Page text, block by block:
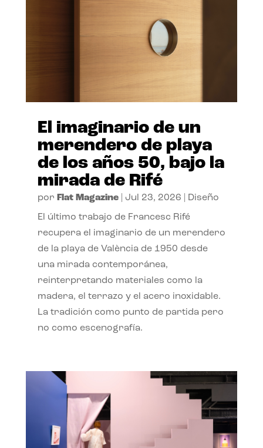
El imaginario de un
merendero de playa
de los años 50, bajo la
mirada de Rifé
por Flat Magazine| Jul 23, 2026 Diseño
El último trabajo de Francesc Rifé
recupera el imaginario de un merendero
de la playa de València de 1950 desde
una mirada contemporánea,
reinterpretando materiales como la
madera, el terrazo y el acero inoxidable.
La tradición como punto de partida pero
no como escenografía.